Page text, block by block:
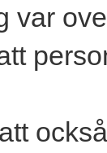
var